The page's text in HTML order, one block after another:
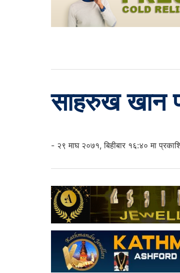
साहरुख खान
- २९ माघ २०७१, बिहीबार १६:४० मा